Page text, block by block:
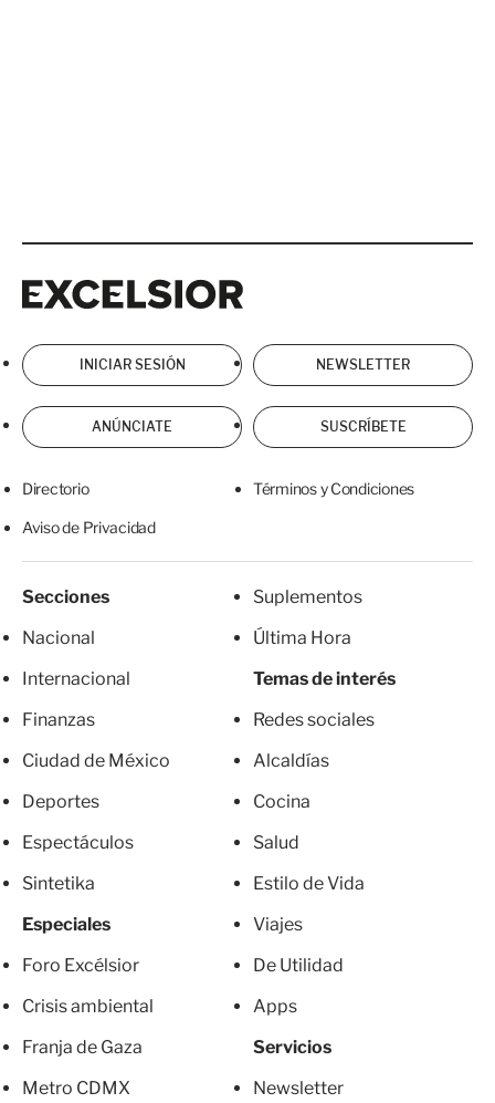
INICIAR SESIÓN NEWSLETTER
ANÚNCIATE SUSCRÍBETE
Directorio Términos y Condiciones
Aviso de Privacidad
Secciones
Nacional
Internacional
Finanzas
Ciudad de México
Deportes
Espectáculos
Sintetika
Especiales
Foro Excélsior
Crisis ambiental
Franja de Gaza
Metro CDMX
Suplementos
Última Hora
Temas de interés
Redes sociales
Alcaldías
Cocina
Salud
Estilo de Vida
Viajes
De Utilidad
Apps
Servicios
Newsletter